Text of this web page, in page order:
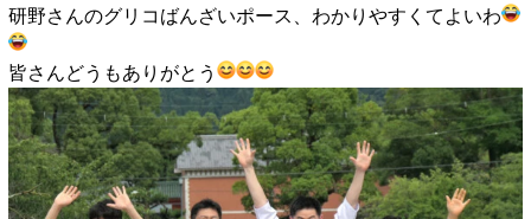
研野さんのグリコばんざいポース、わかりやすくてよいわ
皆さんどうもありがとう